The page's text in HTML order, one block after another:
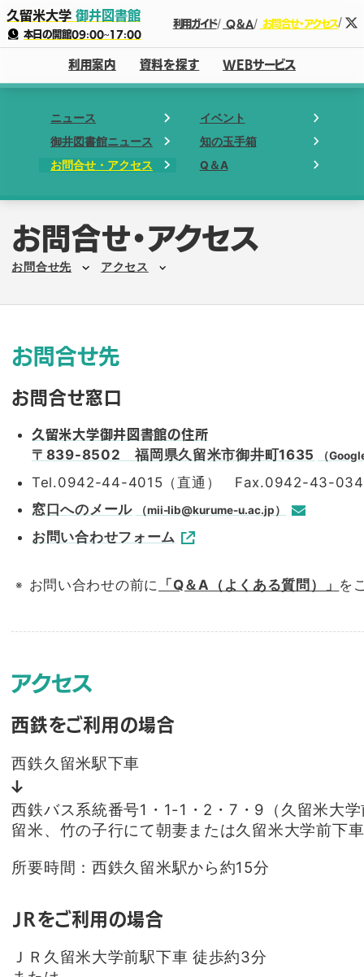
久留米大学 御井図書館
本日の開館09:00~17:00
利用案内 資料を探す WEBサービス
利用ガイド Q＆A お問合せ・アクセス
ニュース
イベント
御井図書館ニュース
知の玉手箱
お問合せ・アクセス
Q＆A
お問合せ・アクセス
お問合せ先 アクセス
お問合せ先
お問合せ窓口
久留米大学御井図書館の住所
〒839-8502 福岡県久留米市御井町1635 （
Tel.0942-44-4015（直通） Fax.0942-43-
窓口へのメール
（mii-lib@kurume-u.ac.jp）
お問い合わせフォーム
お問い合わせの前に 「Q＆A（よくある質問）」 を
アクセス
西鉄をご利用の場合
西鉄久留米駅下車
西鉄バス系統番号1・1-1・2・7・9（久留米大
留米、竹の子行にて朝妻または久留米大学前下
所要時間：西鉄久留米駅から約15分
ＪＲをご利用の場合
ＪＲ久留米大学前駅下車 徒歩約3分